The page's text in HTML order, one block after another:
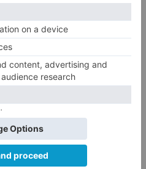
de agosto
refuerzo del Burgos CF para la
temporada 2026/27
Lizancos ha sido operado con
éxito del menisco de su rodilla
izquierda